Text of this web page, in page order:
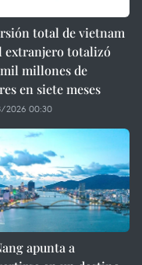
total de vietnam
extranjero totalizó
mil millones de
en siete meses
2026 00:30
apunta a